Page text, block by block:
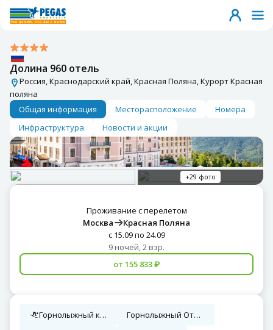
Долина 960 отель
Россия, Краснодарский край, Красная Поляна, Курорт Красная
поляна
Общая информация
Месторасположение
Номера
Инфраструктура
Новости и акции
+29 фото
Проживание с перелетом
Москва
Красная Поляна
с 15.09 по 24.09
9 ночей, 2 взр.
от 155 833 ₽
Горнолыжный курорт
Горнолыжный Отель